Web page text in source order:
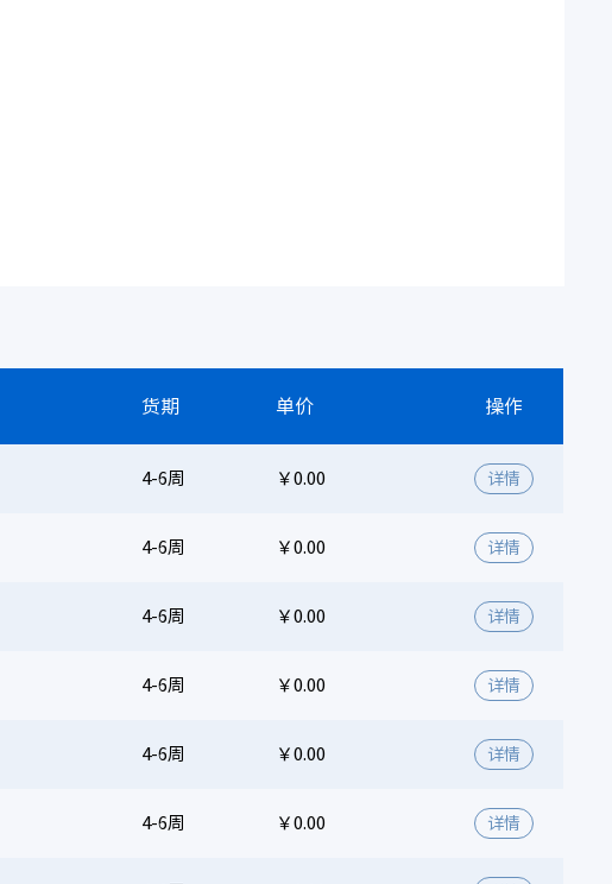
货期 单价 操作
4-6周 ￥0.00 详情
4-6周 ￥0.00 详情
4-6周 ￥0.00 详情
4-6周 ￥0.00 详情
4-6周 ￥0.00 详情
4-6周 ￥0.00 详情